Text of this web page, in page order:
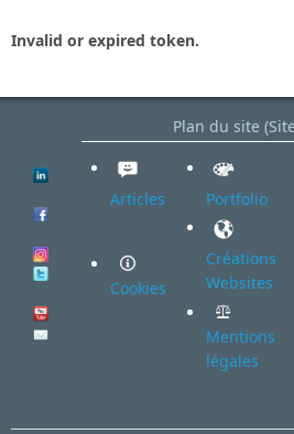
Invalid or expired token.
Plan du site
Articles
Cookies
Portfolio
Créations
Websites
Mentions
légales